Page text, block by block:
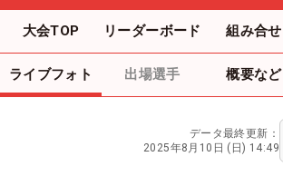
大会TOP リーダーボード 組み合せ
ライブフォト 出場選手 概要など
データ最終更新：
2025年8月10日 (日) 14:49